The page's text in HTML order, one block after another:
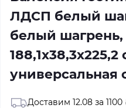
ЛДСП белый
белый
188,1х38,3х225,2
универсальная
Доставим 12.08 за 1100